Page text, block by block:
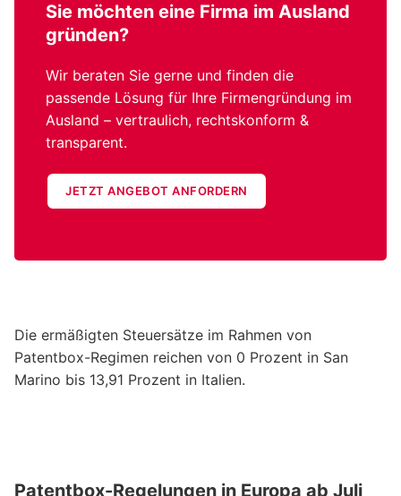
Sie möchten eine Firma im Ausland
gründen?
Wir beraten Sie gerne und finden die
passende Lösung für Ihre Firmengründung im
Ausland – vertraulich, rechtskonform &
transparent.
JETZT ANGEBOT ANFORDERN
Die ermäßigten Steuersätze im Rahmen von
Patentbox-Regimen reichen von 0 Prozent in San
Marino bis 13,91 Prozent in Italien.
Patentbox-Regelungen in Europa ab Juli